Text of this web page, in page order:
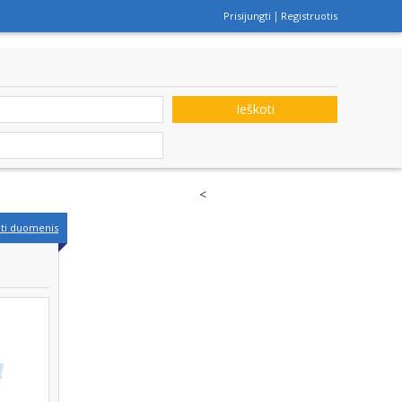
Prisijungti Registruotis
Ieškoti
duomenis
<